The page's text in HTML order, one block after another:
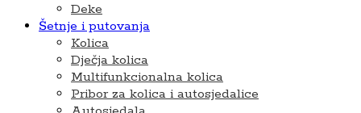
Deke
Šetnje i putovanja
Kolica
Dječja kolica
Multifunkcionalna kolica
Pribor za kolica i autosjedalice